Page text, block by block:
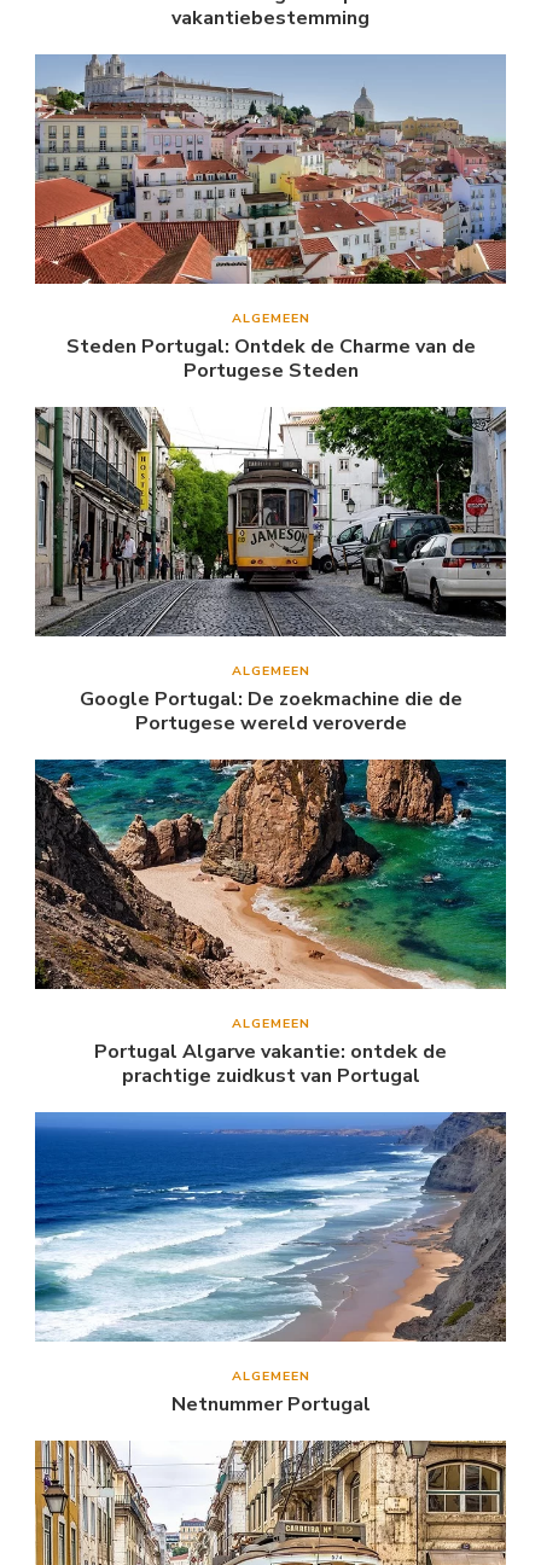
vakantiebestemming
ALGEMEEN
Steden Portugal: Ontdek de Charme van de
Portugese Steden
ALGEMEEN
Google Portugal: De zoekmachine die de
Portugese wereld veroverde
ALGEMEEN
Portugal Algarve vakantie: ontdek de
prachtige zuidkust van Portugal
ALGEMEEN
Netnummer Portugal